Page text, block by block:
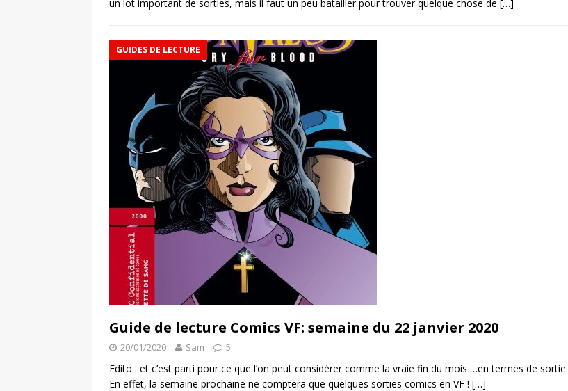
un lot important de sorties, mais il faut un peu batailler pour trouver quelque chose de […]
GUIDES DE LECTURE
Guide de lecture Comics VF: semaine du 22 janvier 2020
20/01/2020 Sam 5
Edito : et c’est parti pour ce que l’on peut considérer comme la vraie fin du mois …en termes de sortie.
En effet, la semaine prochaine ne comptera que quelques sorties comics en VF ! […]